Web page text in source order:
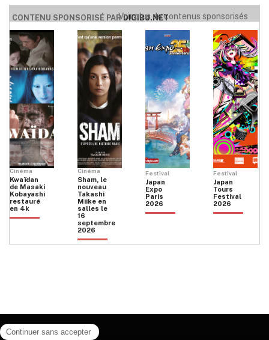
CONTENU SPONSORISÉ PARDIGIBU.NET
Voir plus de contenus sponsorisés
Cinéma
Kwaïdan
de Masaki
Kobayashi
restauré
en 4k
Cinéma
Sham, le
nouveau
Takashi
Miike en
salles le
16
septembre
2026
Festival
Japan
Expo
Paris
2026
Festival
Japan
Tours
Festival
2026